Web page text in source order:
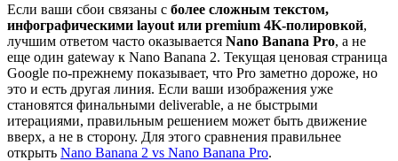
Если ваши сбои связаны с более сложным текстом,
инфографическими layout или premium 4K-полировкой,
лучшим ответом часто оказывается Nano Banana Pro, а не
еще один gateway к Nano Banana 2. Текущая ценовая страница
Google по-прежнему показывает, что Pro заметно дороже, но
это и есть другая линия. Если ваши изображения уже
становятся финальными deliverable, а не быстрыми
итерациями, правильным решением может быть движение
вверх, а не в сторону. Для этого сравнения правильнее
открыть Nano Banana 2 vs Nano Banana Pro.